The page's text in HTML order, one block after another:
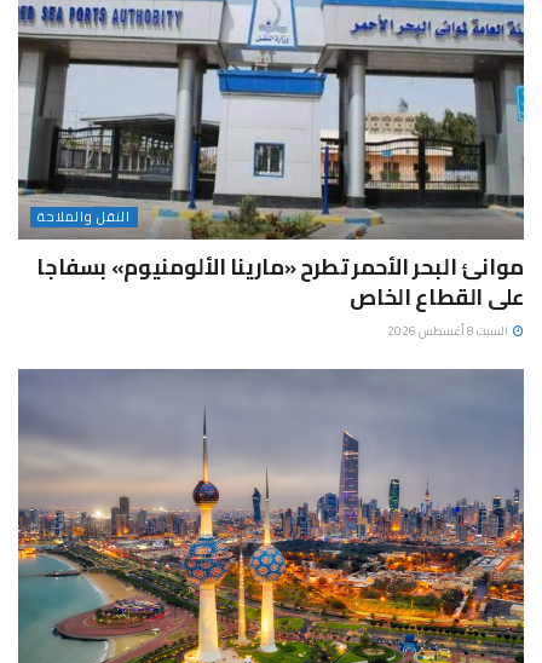
النقل والملاحة
موانئ البحر الأحمر تطرح «مارينا الألومنيوم» بسفاجا
على القطاع الخاص
السبت 8 أغسطس 2026